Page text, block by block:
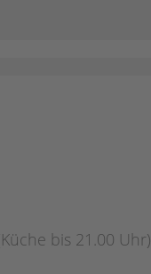
bis 21.00 Uhr)